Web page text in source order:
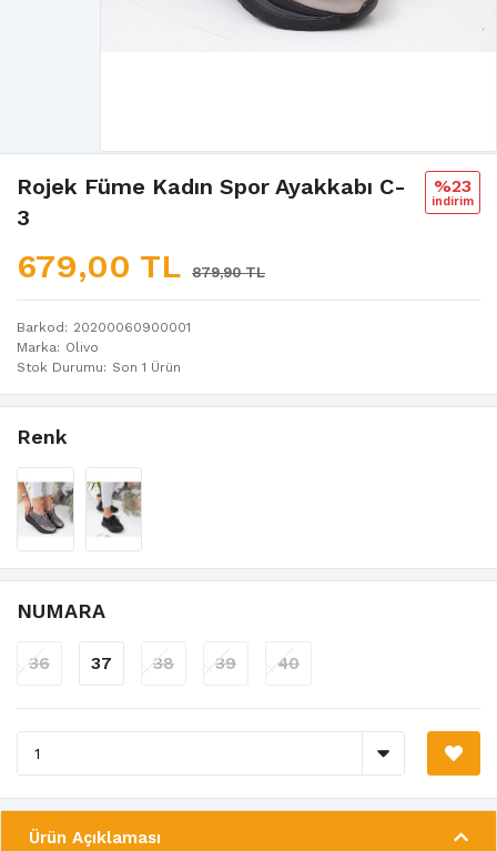
Rojek Füme Kadın Spor Ayakkabı C-
3
679,00 TL 879,90 TL
%23
i̇ndi̇ri̇m
Barkod
20200060900001
Marka
Olivo
Stok Durumu
Son 1 Ürün
Renk
NUMARA
36 37 38 39 40
Ürün Açıklaması